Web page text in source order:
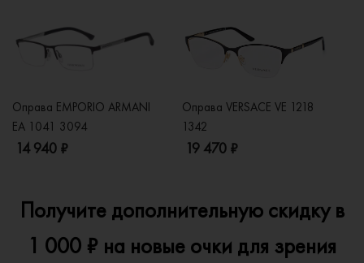
Оправа EMPORIO ARMANI
EA 1041 3094
14 940 ₽
Оправа VERSACE VE 1218
1342
19 470 ₽
Получите дополнительную скидку в
1 000 ₽ на новые очки для зрения